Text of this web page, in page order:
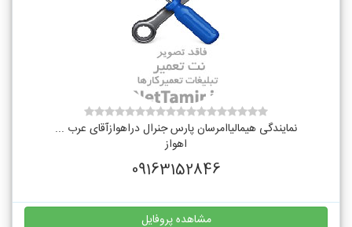
نمایندگی هیمالیاامرسان پارس جنرال دراهوازآقای عرب ...
اهواز
09163152846
مشاهده پروفایل